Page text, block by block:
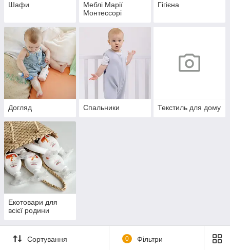
Шафи
Меблі Марії
Монтессорі
Гігієна
Догляд Спальники Текстиль для дому
Екотовари для
всієї родини
Сортування 0 Фільтри